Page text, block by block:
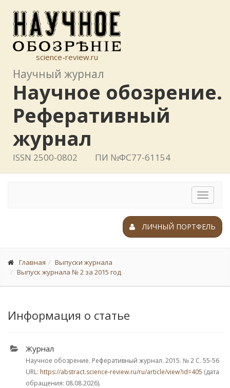
science-review.ru
Научный журнал
Научное обозрение.
Реферативный
журнал
ISSN 2500-0802 ПИ №ФС77-61154
Toggle
ЛИЧНЫЙ ПОРТФЕЛЬ
Главная
Выпуски журнала
Выпуск журнала № 2 за 2015 год
Информация о статье
Журнал
Научное обозрение. Реферативный журнал. 2015. № 2 С. 55-56
URL: https://abstract.science-review.ru/ru/article/view?id=405 (дата
обращения: 08.08.2026).